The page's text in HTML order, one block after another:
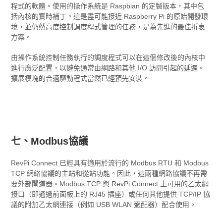
程式的軟體。使用的操作系統是 Raspbian 的定製版本，其中包
括內核的實時補丁。這是盡可能接近 Raspberry Pi 的原始開發環
境，並仍然高度控制調度程式管理的任務，是為先進的最佳折衷
方案。
由操作系統控制任務執行的調度程式可以在這個修改後的內核中
進行廣泛配置，以避免通常由網路和其他 I/O 訪問引起的延遲。
擴展模塊的合適驅動程式當然已經預先安裝。
七、Modbus協議
RevPi Connect 已經具有適用於流行的 Modbus RTU 和 Modbus
TCP 網絡協議的主站和從站功能。因此，這兩種網路協議不再需
要外部閘道器。Modbus TCP 與 RevPi Connect 上可用的乙太網
接口（即通過前面板上的 RJ45 插座）或任何其他提供 TCP/IP 協
議的附加乙太網連接（例如 USB WLAN 適配器）配合使用。